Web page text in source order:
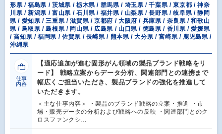
形県 / 福島県 / 茨城県 / 栃木県 / 群馬県 / 埼玉県 / 千葉県 / 東京都 / 神奈
川県 / 新潟県 / 富山県 / 石川県 / 福井県 / 山梨県 / 長野県 / 岐阜県 / 静岡
県 / 愛知県 / 三重県 / 滋賀県 / 京都府 / 大阪府 / 兵庫県 / 奈良県 / 和歌山
県 / 鳥取県 / 島根県 / 岡山県 / 広島県 / 山口県 / 徳島県 / 香川県 / 愛媛県
/ 高知県 / 福岡県 / 佐賀県 / 長崎県 / 熊本県 / 大分県 / 宮崎県 / 鹿児島県 /
沖縄県
仕事
内容
【適応追加が進む固形がん領域の製品ブランド戦略をリ
ード】 戦略立案からデータ分析、関連部門との連携まで
幅広くご担当いただき、製品ブランドの強化を推進して
いただきます。
＜主な仕事内容＞ ・製品のブランド戦略の立案・推進 ・市
場・販売データの分析および戦略への反映 ・関連部門とのク
ロスファンクシ…